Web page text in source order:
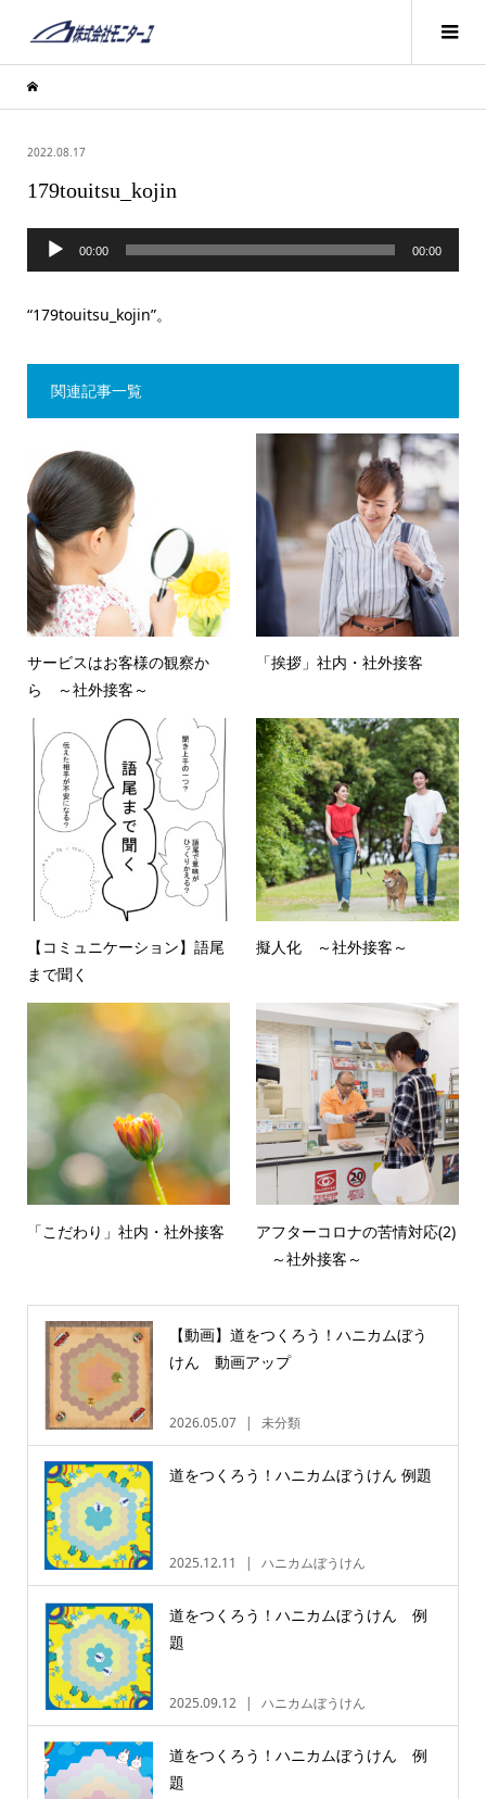
2022.08.17
179touitsu_kojin
声
プ
00:00 00:00
“179touitsu_kojin”。
関連記事一覧
サービスはお客様の観察か
ら ～社外接客～
「挨拶」社内・社外接客
【コミュニケーション】語尾
まで聞く
擬人化 ～社外接客～
「こだわり」社内・社外接客
アフターコロナの苦情対応(2)
～社外接客～
【動画】道をつくろう！ハニカムぼう
けん 動画アップ
2026.05.07 未分類
道をつくろう！ハニカムぼうけん 例題
2025.12.11 ハニカムぼうけん
道をつくろう！ハニカムぼうけん 例
題
2025.09.12 ハニカムぼうけん
道をつくろう！ハニカムぼうけん 例
題